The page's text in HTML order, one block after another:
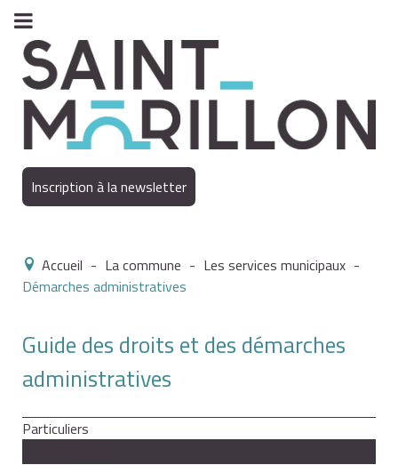
Inscription à la newsletter
Accueil - La commune - Les services municipaux -
Démarches administratives
Guide des droits et des démarches
administratives
Particuliers